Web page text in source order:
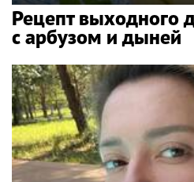
Рецепт выходного
с арбузом и дыней